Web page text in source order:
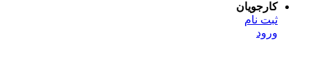
کارجویان
ثبت نام
ورود